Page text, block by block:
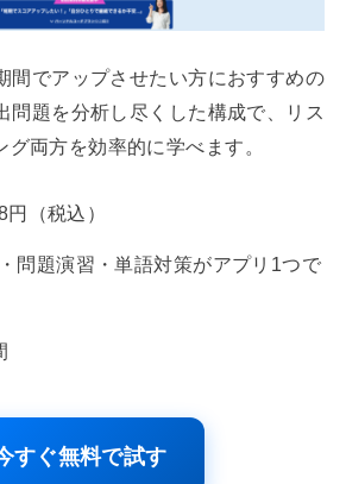
間でアップさせたい方におすすめの
問題を分析し尽くした構成で、リス
両方を効率的に学べます。
（税込）
問題演習・単語対策がアプリ1つで
すぐ無料で試す